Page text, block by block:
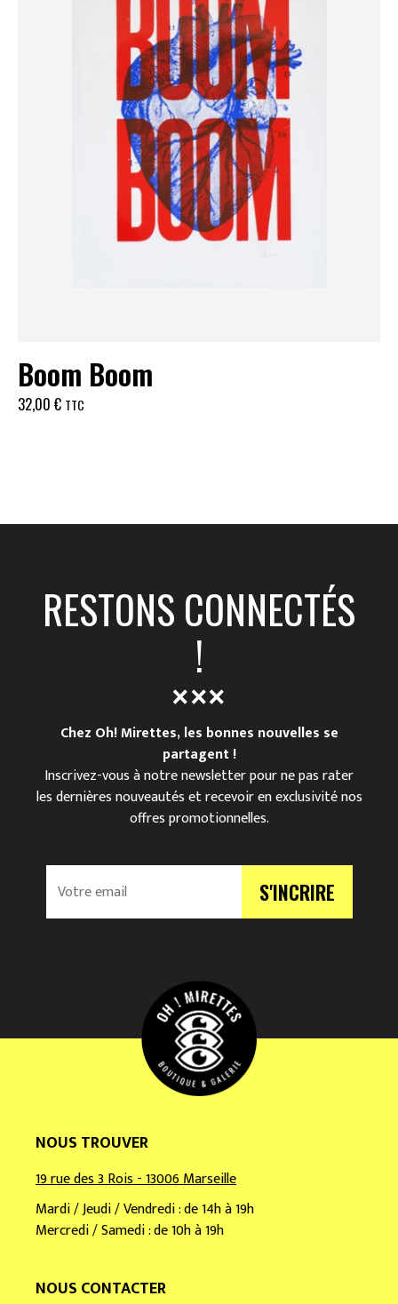
Boom Boom
32,00 € TTC
RESTONS CONNECTÉS
!
Chez Oh! Mirettes, les bonnes nouvelles se
partagent !
Inscrivez-vous à notre newsletter pour ne pas rater
les dernières nouveautés et recevoir en exclusivité nos
offres promotionnelles.
V
r
l
S'INCRIRE
NOUS TROUVER
19 rue des 3 Rois - 13006 Marseille
Mardi / Jeudi / Vendredi : de 14h à 19h
Mercredi / Samedi : de 10h à 19h
NOUS CONTACTER